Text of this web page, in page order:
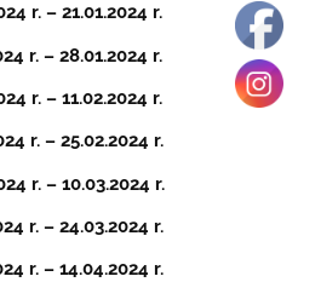
r. – 21.01.2024 r.
r. – 28.01.2024 r.
r. – 11.02.2024 r.
r. – 25.02.2024 r.
r. – 10.03.2024 r.
r. – 24.03.2024 r.
r. – 14.04.2024 r.